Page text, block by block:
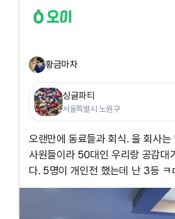
황금마차
싱글파티
서울특별시 노원구
오랜만에 동료들과 회식. 울 회사
사원들이라 50대인 우리랑 공감대
다. 5명이 개인전 했는데 난 3등 ㅋ